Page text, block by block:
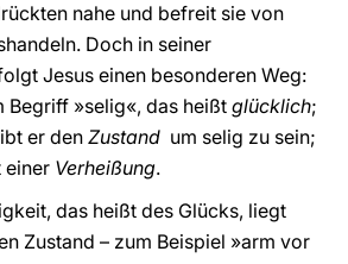
nahe und befreit sie von
Doch in seiner
Jesus einen besonderen Weg:
Begriff »selig«, das heißt glücklich;
er den Zustand um selig zu sein;
einer Verheißung.
das heißt des Glücks, liegt
Zustand – zum Beispiel »arm vor